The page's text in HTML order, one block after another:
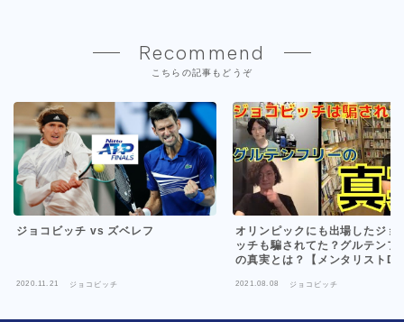
Recommend
こちらの記事もどうぞ
ジョコビッチ vs ズベレフ
2020.11.21 ジョコビッチ
オリンピックにも出場したジョ
ッチも騙されてた？グルテンフ
の真実とは？【メンタリスト
2021.08.08 ジョコビッチ